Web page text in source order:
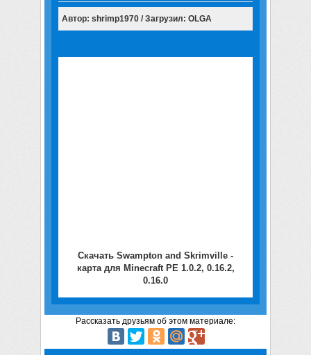
Автор: shrimp1970 / Загрузил: OLGA
Скачать Swampton and Skrimville -
карта для Minecraft PE 1.0.2, 0.16.2,
0.16.0
Рассказать друзьям об этом материале: